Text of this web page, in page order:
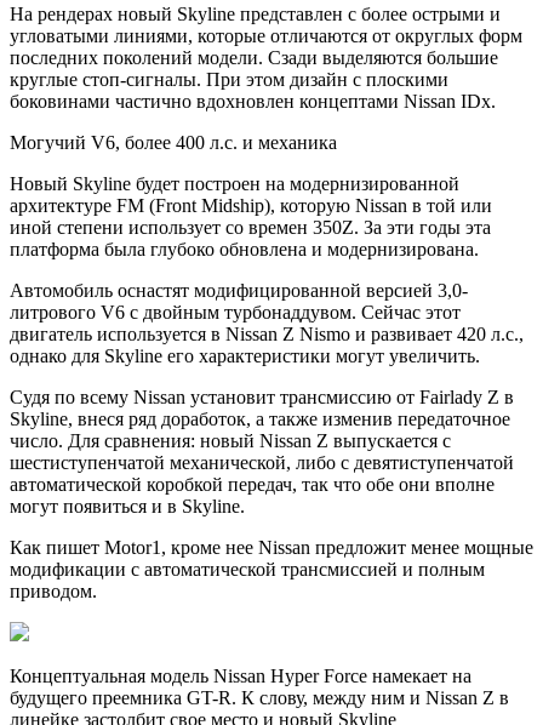
На рендерах новый Skyline представлен с более острыми и
угловатыми линиями, которые отличаются от округлых форм
последних поколений модели. Сзади выделяются большие
круглые стоп-сигналы. При этом дизайн с плоскими
боковинами частично вдохновлен концептами Nissan IDx.
Могучий V6, более 400 л.с. и механика
Новый Skyline будет построен на модернизированной
архитектуре FM (Front Midship), которую Nissan в той или
иной степени использует со времен 350Z. За эти годы эта
платформа была глубоко обновлена и модернизирована.
Автомобиль оснастят модифицированной версией 3,0-
литрового V6 с двойным турбонаддувом. Сейчас этот
двигатель используется в Nissan Z Nismo и развивает 420 л.с.,
однако для Skyline его характеристики могут увеличить.
Судя по всему Nissan установит трансмиссию от Fairlady Z в
Skyline, внеся ряд доработок, а также изменив передаточное
число. Для сравнения: новый Nissan Z выпускается с
шестиступенчатой механической, либо с девятиступенчатой
автоматической коробкой передач, так что обе они вполне
могут появиться и в Skyline.
Как пишет Motor1, кроме нее Nissan предложит менее мощные
модификации с автоматической трансмиссией и полным
приводом.
Концептуальная модель Nissan Hyper Force намекает на
будущего преемника GT-R. К слову, между ним и Nissan Z в
линейке застолбит свое место и новый Skyline